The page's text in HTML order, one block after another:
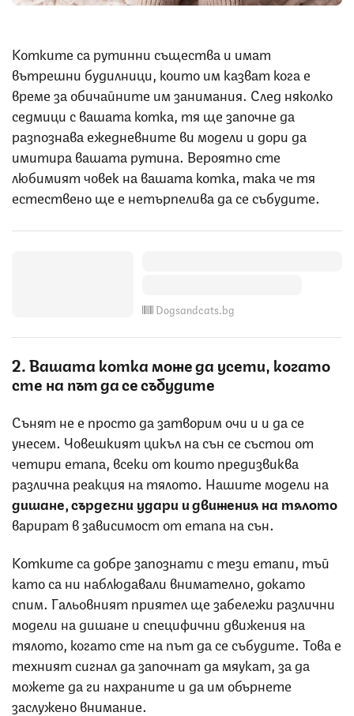
Котките са рутинни същества и имат
вътрешни будилници, които им казват кога е
време за обичайните им занимания. След няколко
седмици с вашата котка, тя ще започне да
разпознава ежедневните ви модели и дори да
имитира вашата рутина. Вероятно сте
любимият човек на вашата котка, така че тя
естествено ще е нетърпелива да се събудите.
Dogsandcats.bg
2. Вашата котка може да усети, когато
сте на път да се събудите
Сънят не е просто да затворим очи и и да се
унесем. Човешкият цикъл на сън се състои от
четири етапа, всеки от които предизвиква
различна реакция на тялото. Нашите модели на
дишане, сърдечни удари и движения на тялото
варират в зависимост от етапа на сън.
Котките са добре запознати с тези етапи, тъй
като са ни наблюдавали внимателно, докато
спим. Гальовният приятел ще забележи различни
модели на дишане и специфични движения на
тялото, когато сте на път да се събудите. Това е
техният сигнал да започнат да мяукат, за да
можете да ги нахраните и да им обърнете
заслужено внимание.